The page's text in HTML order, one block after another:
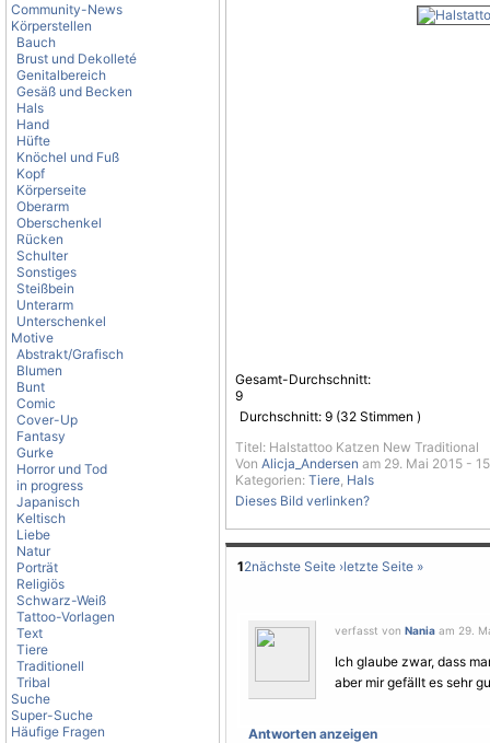
Community-News
Körperstellen
Bauch
Brust und Dekolleté
Genitalbereich
Gesäß und Becken
Hals
Hand
Hüfte
Knöchel und Fuß
Kopf
Körperseite
Oberarm
Oberschenkel
Rücken
Schulter
Sonstiges
Steißbein
Unterarm
Unterschenkel
Motive
Abstrakt/Grafisch
Blumen
Bunt
Comic
Cover-Up
Fantasy
Gurke
Horror und Tod
in progress
Japanisch
Keltisch
Liebe
Natur
Porträt
Religiös
Schwarz-Weiß
Tattoo-Vorlagen
Text
Tiere
Traditionell
Tribal
Suche
Super-Suche
Häufige Fragen
Gesamt-Durchschnitt:
9
Durchschnitt: 9 (32 Stimmen )
Titel: Halstattoo Katzen New Traditional
Von Alicja_Andersen am 29. Mai 2015 -
Kategorien: Tiere, Hals
Dieses Bild verlinken?
12nächste Seite ›letzte Seite »
verfasst von Nania am 29.
Ich glaube zwar, dass
aber mir gefällt es sehr
Antworten anzeigen